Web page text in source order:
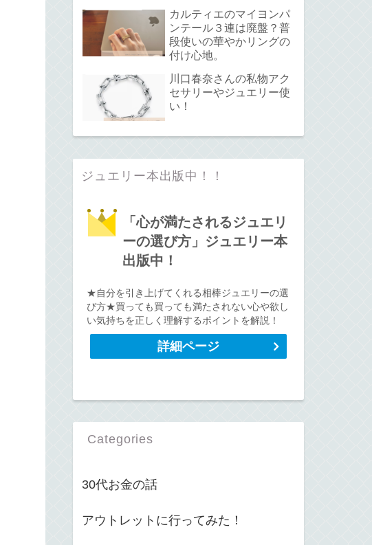
カルティエのマイヨンパ
ンテール３連は廃盤？普
段使いの華やかリングの
付け心地。
川口春奈さんの私物アク
セサリーやジュエリー使
い！
ジュエリー本出版中！！
「心が満たされるジュエリ
ーの選び方」ジュエリー本
出版中！
★自分を引き上げてくれる相棒ジュエリーの選
び方★買っても買っても満たされない心や欲し
い気持ちを正しく理解するポイントを解説！
詳細ページ
Categories
30代お金の話
アウトレットに行ってみた！